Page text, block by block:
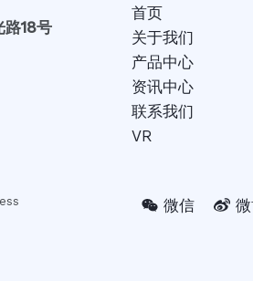
路18号
首页
关于我们
产品中心
资讯中心
联系我们
VR
微信